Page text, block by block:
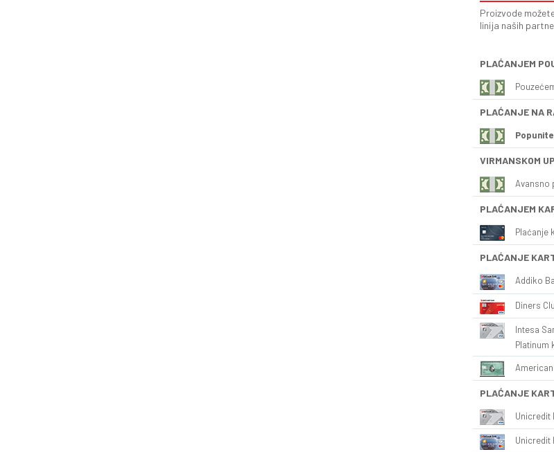
Proizvode
linija naših
PLAĆANJEM
PLAĆANJE NA
VIRMANSKOM
Avansno
PLAĆANJEM
Plaćanje
PLAĆANJE
Addiko
Diners
Intesa
Platinum
PLAĆANJE
Unicredit
Unicredit